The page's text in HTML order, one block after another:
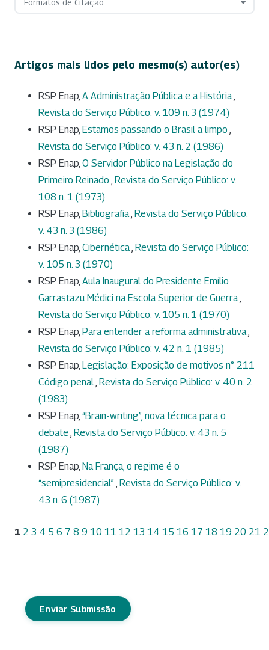
Formatos de Citação
Artigos mais lidos pelo mesmo(s) autor(es)
RSP Enap, A Administração Pública e a História
Revista do Serviço Público: v. 109 n. 3 (1974)
RSP Enap, Estamos passando o Brasil a limpo
Revista do Serviço Público: v. 43 n. 2 (1986)
RSP Enap, O Servidor Público na Legislação do
Primeiro Reinado Revista do Serviço Público: v.
108 n. 1 (1973)
RSP Enap, Bibliografia Revista do Serviço Público:
v. 43 n. 3 (1986)
RSP Enap, Cibernética Revista do Serviço Público:
v. 105 n. 3 (1970)
RSP Enap, Aula Inaugural do Presidente Emílio
Garrastazu Médici na Escola Superior de Guerra
Revista do Serviço Público: v. 105 n. 1 (1970)
RSP Enap, Para entender a reforma administrativa
Revista do Serviço Público: v. 42 n. 1 (1985)
RSP Enap, Legislação: Exposição de motivos n° 211
Código penal Revista do Serviço Público: v. 40 n. 2
(1983)
RSP Enap, “Brain-writing”, nova técnica para o
debate Revista do Serviço Público: v. 43 n. 5
(1987)
RSP Enap, Na França, o regime é o
“semipresidencial” Revista do Serviço Público: v.
43 n. 6 (1987)
1 2 3 4 5 6 7 8 9 10 11 12 13 14 15 16 17 18 19 20 21
Enviar Submissão